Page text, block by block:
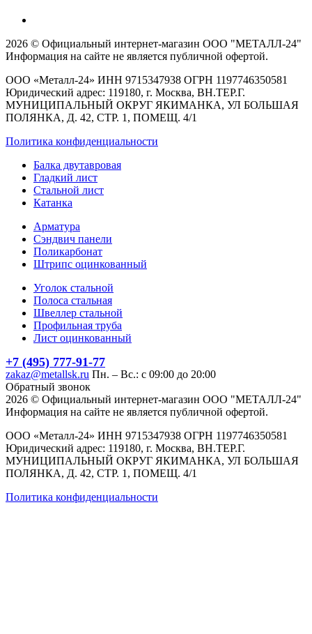
2026 © Официальный интернет-магазин ООО "МЕТАЛЛ-24"
Информация на сайте не является публичной офертой.
ООО «Металл-24» ИНН 9715347938 ОГРН 1197746350581
Юридический адрес: 119180, г. Москва, ВН.ТЕР.Г.
МУНИЦИПАЛЬНЫЙ ОКРУГ ЯКИМАНКА, УЛ БОЛЬШАЯ
ПОЛЯНКА, Д. 42, СТР. 1, ПОМЕЩ. 4/1
Политика конфиденциальности
Балка двутавровая
Гладкий лист
Стальной лист
Катанка
Арматура
Сэндвич панели
Поликарбонат
Штрипс оцинкованный
Уголок стальной
Полоса стальная
Швеллер стальной
Профильная труба
Лист оцинкованный
+7 (495) 777-91-77
zakaz@metallsk.ru Пн. – Вс.: с 09:00 до 20:00
Обратный звонок
2026 © Официальный интернет-магазин ООО "МЕТАЛЛ-24"
Информация на сайте не является публичной офертой.
ООО «Металл-24» ИНН 9715347938 ОГРН 1197746350581
Юридический адрес: 119180, г. Москва, ВН.ТЕР.Г.
МУНИЦИПАЛЬНЫЙ ОКРУГ ЯКИМАНКА, УЛ БОЛЬШАЯ
ПОЛЯНКА, Д. 42, СТР. 1, ПОМЕЩ. 4/1
Политика конфиденциальности